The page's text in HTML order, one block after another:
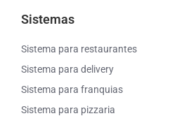
Sistemas
Sistema para restaurantes
Sistema para delivery
Sistema para franquias
Sistema para pizzaria